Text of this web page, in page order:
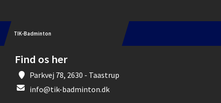
TIK-Badminton
Find os her
Parkvej 78, 2630 - Taastrup
info@tik-badminton.dk